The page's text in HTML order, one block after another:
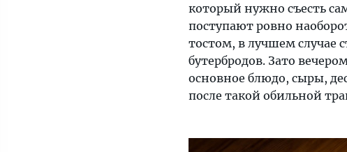
который нужно съесть
поступают ровно
тостом, в лучшем случае
бутербродов. Зато
основное блюдо, сыры,
после такой обильной